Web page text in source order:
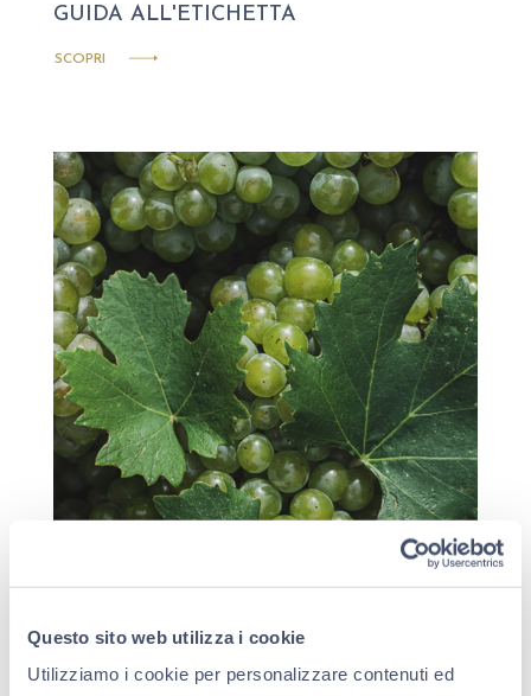
Questo sito web utilizza i cookie
Utilizziamo i cookie per personalizzare contenuti ed
GUIDA ALL'ETICHETTA
SCOPRI
I VITIGNI PRINCIPALI